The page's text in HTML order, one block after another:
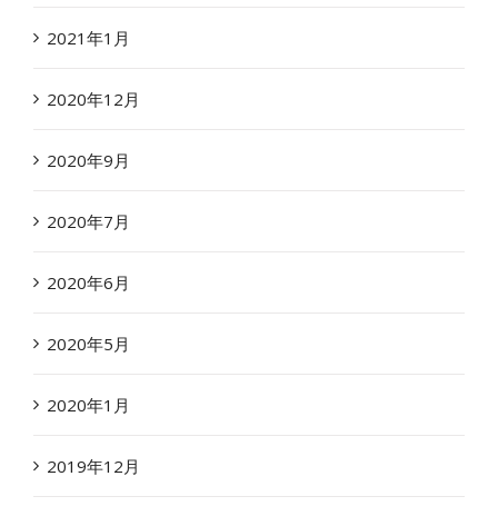
2021年1月
2020年12月
2020年9月
2020年7月
2020年6月
2020年5月
2020年1月
2019年12月